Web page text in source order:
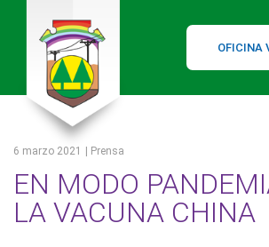
OFICINA
6 marzo 2021 | Prensa
EN MODO
LA VACUNA CHINA